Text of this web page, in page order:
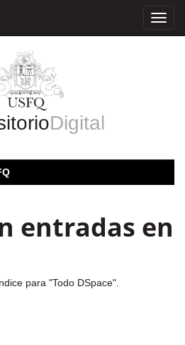
Digital
entradas en
para "Todo DSpace".